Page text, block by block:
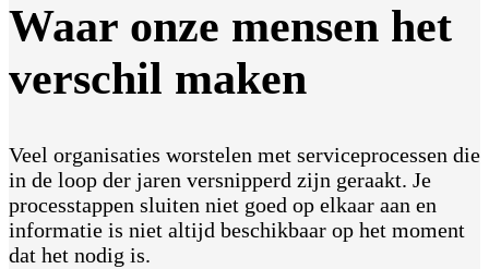
Waar onze mensen het
verschil maken
Veel organisaties worstelen met serviceprocessen die
in de loop der jaren versnipperd zijn geraakt. Je
processtappen sluiten niet goed op elkaar aan en
informatie is niet altijd beschikbaar op het moment
dat het nodig is.